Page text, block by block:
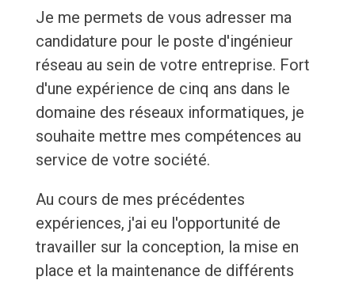
Je me permets de vous adresser ma
candidature pour le poste d'ingénieur
réseau au sein de votre entreprise. Fort
d'une expérience de cinq ans dans le
domaine des réseaux informatiques, je
souhaite mettre mes compétences au
service de votre société.
Au cours de mes précédentes
expériences, j'ai eu l'opportunité de
travailler sur la conception, la mise en
place et la maintenance de différents